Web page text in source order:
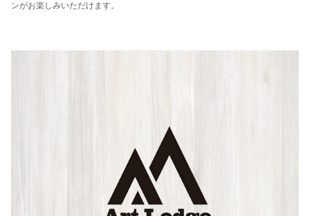
ンがお楽しみいただけます。